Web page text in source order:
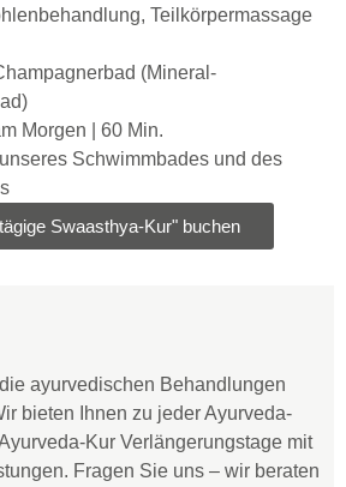
Teilkörpermassage
(Mineral-
Morgen | 60 Min.
Schwimmbades und des
Swaasthya-Kur" buchen
ayurvedischen Behandlungen
bieten Ihnen zu jeder Ayurveda-
Kur Verlängerungstage mit
Fragen Sie uns – wir beraten